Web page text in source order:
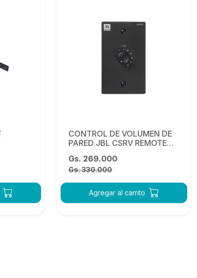
CONTROL DE VOLUMEN DE
PARED JBL CSRV REMOTE
Gs. 269.000
Gs. 330.000
Agregar al carrito